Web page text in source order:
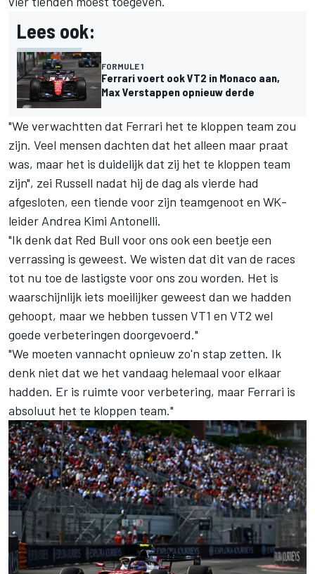
Lees ook:
FORMULE 1
Ferrari voert ook VT2 in Monaco aan,
Max Verstappen opnieuw derde
"We verwachtten dat Ferrari het te kloppen team zou
zijn. Veel mensen dachten dat het alleen maar praat
was, maar het is duidelijk dat zij het te kloppen team
zijn", zei Russell nadat hij de dag als vierde had
afgesloten, een tiende voor zijn teamgenoot en WK-
leider Andrea Kimi Antonelli.
"Ik denk dat Red Bull voor ons ook een beetje een
verrassing is geweest. We wisten dat dit van de races
tot nu toe de lastigste voor ons zou worden. Het is
waarschijnlijk iets moeilijker geweest dan we hadden
gehoopt, maar we hebben tussen VT1 en VT2 wel
goede verbeteringen doorgevoerd."
"We moeten vannacht opnieuw zo'n stap zetten. Ik
denk niet dat we het vandaag helemaal voor elkaar
hadden. Er is ruimte voor verbetering, maar Ferrari is
absoluut het te kloppen team."